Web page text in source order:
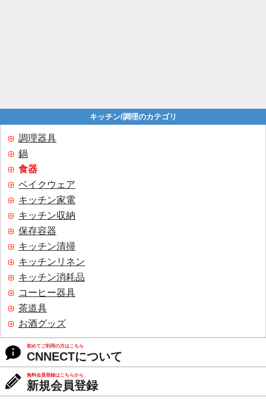
キッチン/調理のカテゴリ
調理器具
鍋
食器
ベイクウェア
キッチン家電
キッチン収納
保存容器
キッチン清掃
キッチンリネン
キッチン消耗品
コーヒー器具
茶道具
お酒グッズ
初めてご利用の方はこちら
CNNECTについて
無料会員登録はこちらから
新規会員登録